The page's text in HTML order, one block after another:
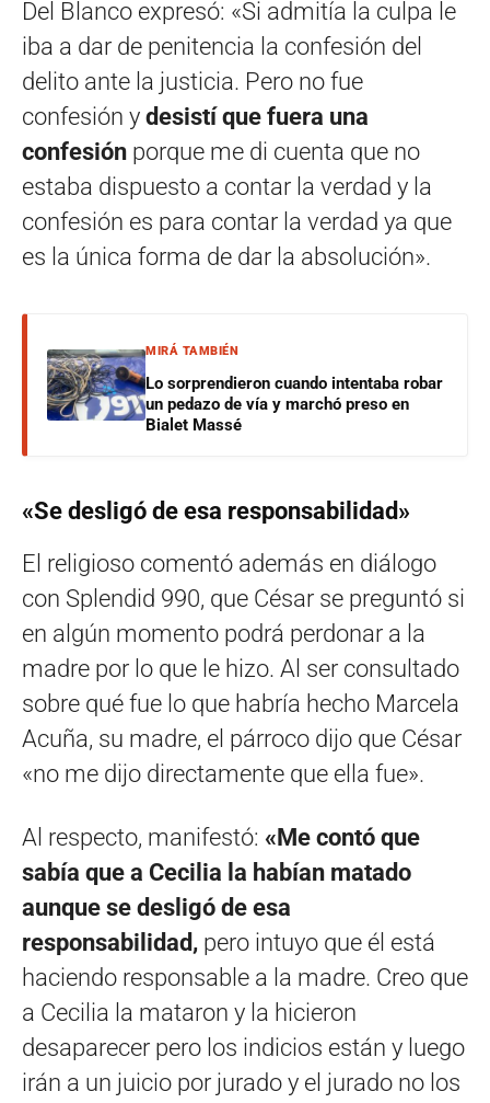
Del Blanco expresó: «Si admitía la culpa le
iba a dar de penitencia la confesión del
delito ante la justicia. Pero no fue
confesión y desistí que fuera una
confesión porque me di cuenta que no
estaba dispuesto a contar la verdad y la
confesión es para contar la verdad ya que
es la única forma de dar la absolución».
MIRÁ TAMBIÉN
Lo sorprendieron cuando intentaba robar
un pedazo de vía y marchó preso en
Bialet Massé
«Se desligó de esa responsabilidad»
El religioso comentó además en diálogo
con Splendid 990, que César se preguntó si
en algún momento podrá perdonar a la
madre por lo que le hizo. Al ser consultado
sobre qué fue lo que habría hecho Marcela
Acuña, su madre, el párroco dijo que César
«no me dijo directamente que ella fue».
Al respecto, manifestó: «Me contó que
sabía que a Cecilia la habían matado
aunque se desligó de esa
responsabilidad, pero intuyo que él está
haciendo responsable a la madre. Creo que
a Cecilia la mataron y la hicieron
desaparecer pero los indicios están y luego
irán a un juicio por jurado y el jurado no los